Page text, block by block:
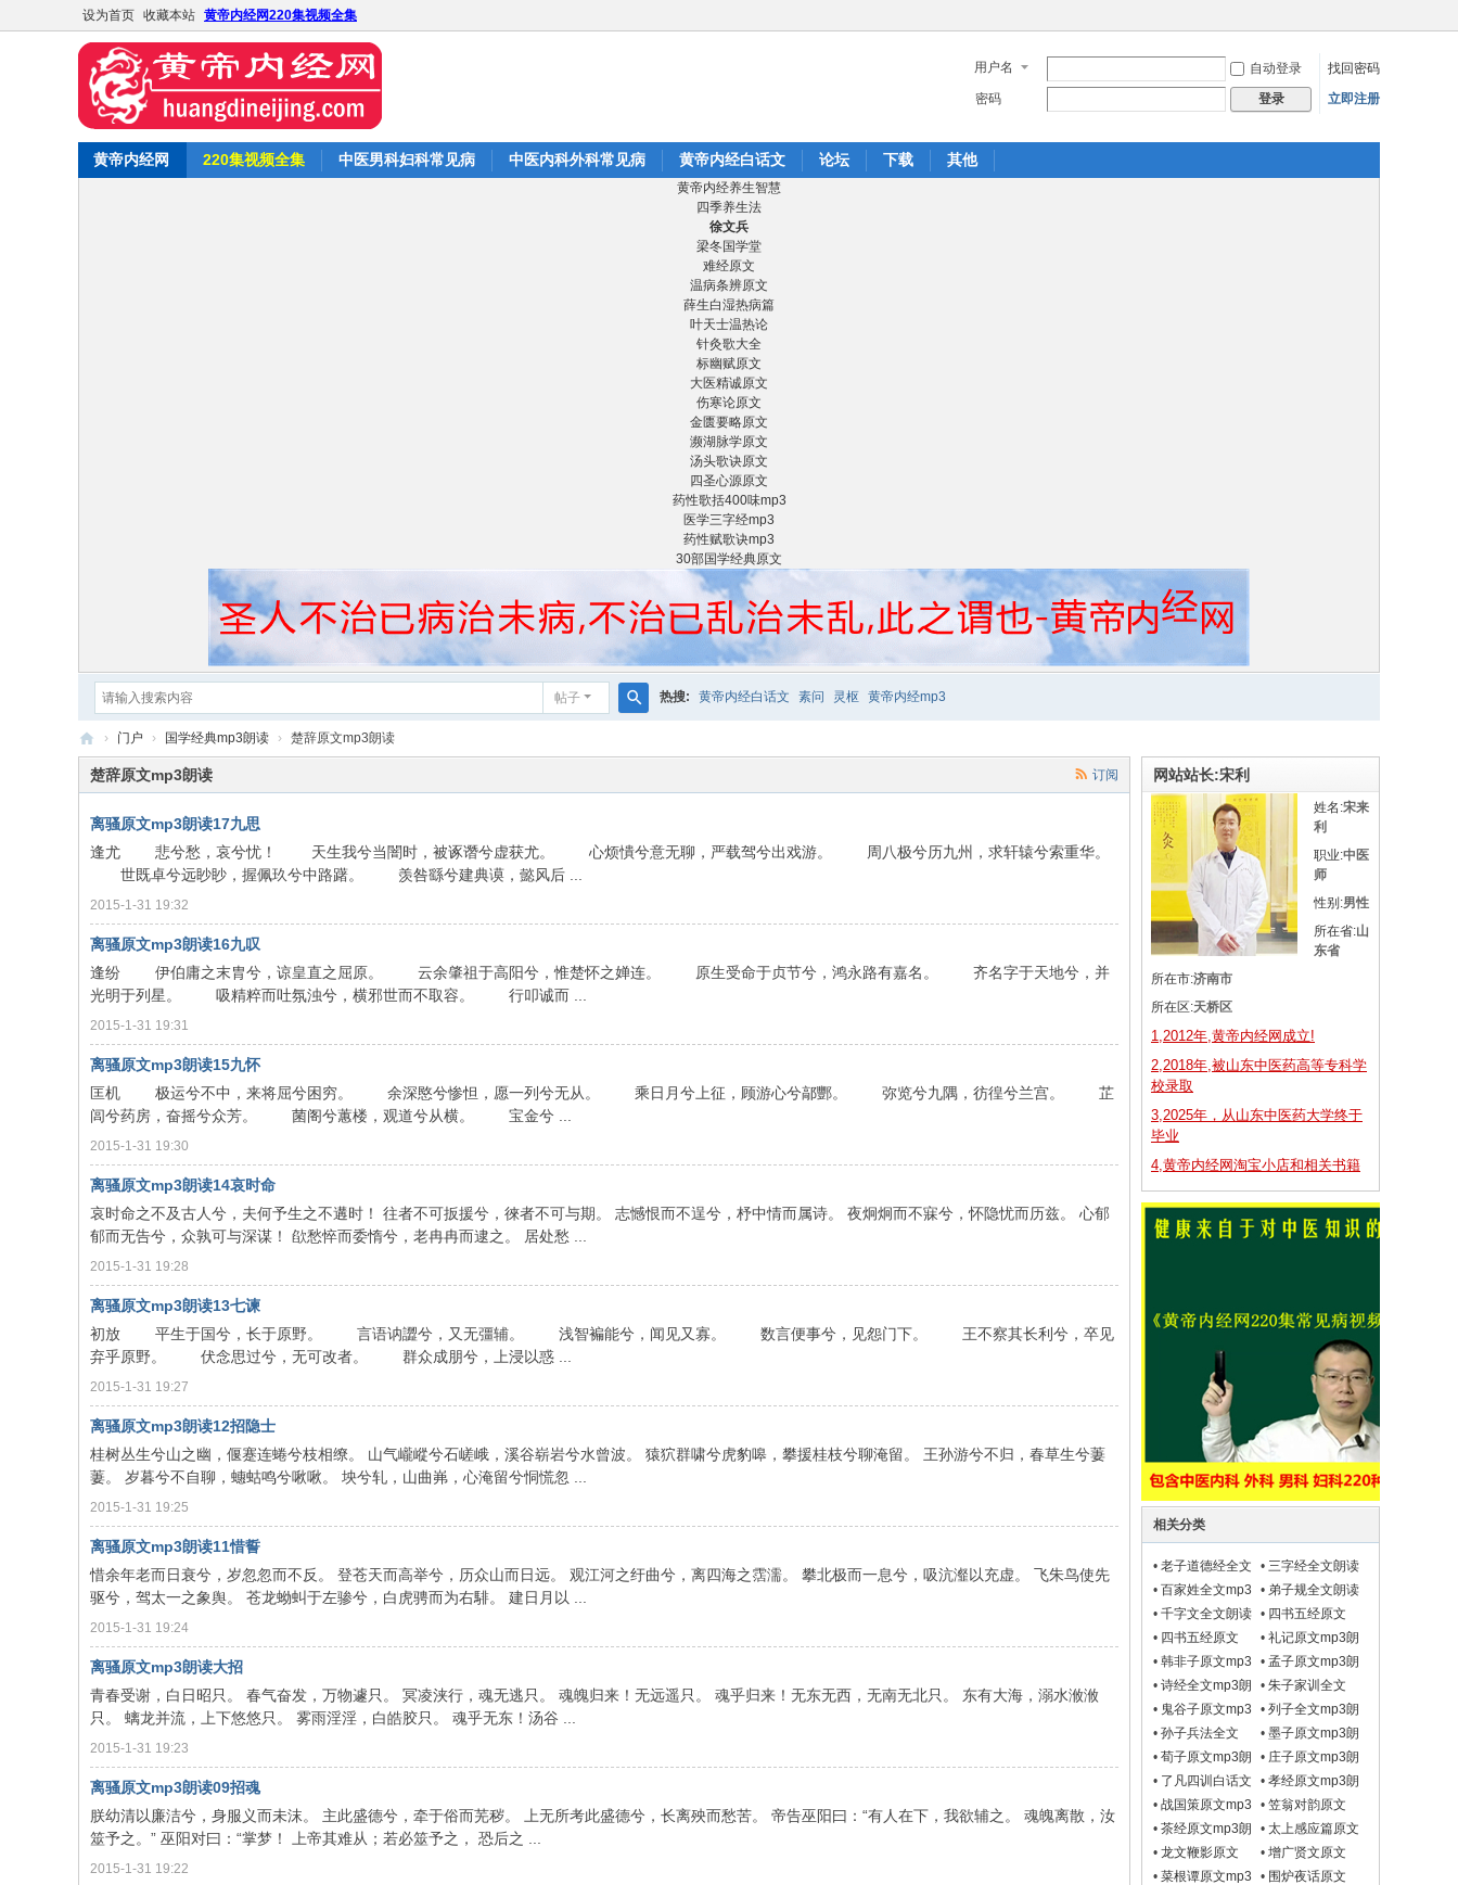
设为首页 收藏本站 黄帝内经网220集视频全集
用户名 自动登录
找回密码
密码
登录 立即注册
黄帝内经网 220集视频全集 中医男科妇科常见病 中医内科外科常见病 黄帝内经白话文 论坛 下载 其他
黄帝内经养生智慧
四季养生法
徐文兵
梁冬国学堂
难经原文
温病条辨原文
薛生白湿热病篇
叶天士温热论
针灸歌大全
标幽赋原文
大医精诚原文
伤寒论原文
金匮要略原文
濒湖脉学原文
汤头歌诀原文
四圣心源原文
药性歌括400味mp3
医学三字经mp3
药性赋歌诀mp3
30部国学经典原文
帖子
索
热搜: 黄帝内经白话文 素问 灵枢 黄帝内经mp3
黄
内
经
› 门户 › 国学经典mp3朗读 › 楚辞原文mp3朗读
订阅
楚辞原文mp3朗读
离骚原文mp3朗读17九思
逢尤 悲兮愁，哀兮忧！ 天生我兮当闇时，被诼谮兮虚获尤。 心烦憒兮意无聊，严载驾兮出戏游。 周八极兮历九州，求轩辕兮索重华。
世既卓兮远眇眇，握佩玖兮中路躇。 羡咎繇兮建典谟，懿风后 ...
2015-1-31 19:32
离骚原文mp3朗读16九叹
逢纷 伊伯庸之末胄兮，谅皇直之屈原。 云余肇祖于高阳兮，惟楚怀之婵连。 原生受命于贞节兮，鸿永路有嘉名。 齐名字于天地兮，并
光明于列星。 吸精粹而吐氛浊兮，横邪世而不取容。 行叩诚而 ...
2015-1-31 19:31
离骚原文mp3朗读15九怀
匡机 极运兮不中，来将屈兮困穷。 余深愍兮惨怛，愿一列兮无从。 乘日月兮上征，顾游心兮鄗酆。 弥览兮九隅，彷徨兮兰宫。 芷
闾兮药房，奋摇兮众芳。 菌阁兮蕙楼，观道兮从横。 宝金兮 ...
2015-1-31 19:30
离骚原文mp3朗读14哀时命
哀时命之不及古人兮，夫何予生之不遘时！ 往者不可扳援兮，徠者不可与期。 志憾恨而不逞兮，杼中情而属诗。 夜炯炯而不寐兮，怀隐忧而历兹。 心郁
郁而无告兮，众孰可与深谋！ 欿愁悴而委惰兮，老冉冉而逮之。 居处愁 ...
2015-1-31 19:28
离骚原文mp3朗读13七谏
初放 平生于国兮，长于原野。 言语讷譅兮，又无彊辅。 浅智褊能兮，闻见又寡。 数言便事兮，见怨门下。 王不察其长利兮，卒见
弃乎原野。 伏念思过兮，无可改者。 群众成朋兮，上浸以惑 ...
2015-1-31 19:27
离骚原文mp3朗读12招隐士
桂树丛生兮山之幽，偃蹇连蜷兮枝相缭。 山气巄嵷兮石嵯峨，溪谷崭岩兮水曾波。 猿狖群啸兮虎豹嗥，攀援桂枝兮聊淹留。 王孙游兮不归，春草生兮萋
萋。 岁暮兮不自聊，蟪蛄鸣兮啾啾。 坱兮轧，山曲岪，心淹留兮恫慌忽 ...
2015-1-31 19:25
离骚原文mp3朗读11惜誓
惜余年老而日衰兮，岁忽忽而不反。 登苍天而高举兮，历众山而日远。 观江河之纡曲兮，离四海之霑濡。 攀北极而一息兮，吸沆瀣以充虚。 飞朱鸟使先
驱兮，驾太一之象舆。 苍龙蚴虯于左骖兮，白虎骋而为右騑。 建日月以 ...
2015-1-31 19:24
离骚原文mp3朗读大招
青春受谢，白日昭只。 春气奋发，万物遽只。 冥凌浃行，魂无逃只。 魂魄归来！无远遥只。 魂乎归来！无东无西，无南无北只。 东有大海，溺水浟浟
只。 螭龙并流，上下悠悠只。 雾雨淫淫，白皓胶只。 魂乎无东！汤谷 ...
2015-1-31 19:23
离骚原文mp3朗读09招魂
朕幼清以廉洁兮，身服义而未沫。 主此盛德兮，牵于俗而芜秽。 上无所考此盛德兮，长离殃而愁苦。 帝告巫阳曰：“有人在下，我欲辅之。 魂魄离散，汝
筮予之。” 巫阳对曰：“掌梦！ 上帝其难从；若必筮予之， 恐后之 ...
2015-1-31 19:22
网站站长:宋利
姓名:宋来
利
职业:中医
师
性别:男性
所在省:山
东省
所在市:济南市
所在区:天桥区
1,2012年,黄帝内经网成立!
2,2018年,被山东中医药高等专科学
校录取
3,2025年，从山东中医药大学终于
毕业
4,黄帝内经网淘宝小店和相关书籍
相关分类
• 老子道德经全文
朗读mp3
• 三字经全文朗读
mp3
• 百家姓全文mp3
朗读
• 弟子规全文朗读
mp3
• 千字文全文朗读
mp3
• 四书五经原文
mp3朗读之【大学
原文mp3朗读】
• 四书五经原文
mp3朗读之【中庸
原文mp3朗读】
• 礼记原文mp3朗
读
• 韩非子原文mp3
朗读
• 孟子原文mp3朗
读
• 诗经全文mp3朗
读
• 朱子家训全文
mp3朗读
• 鬼谷子原文mp3
朗读
• 列子全文mp3朗
读
• 孙子兵法全文
mp3朗读
• 墨子原文mp3朗
读
• 荀子原文mp3朗
读
• 庄子原文mp3朗
读
• 了凡四训白话文
原文mp3朗读
• 孝经原文mp3朗
读
• 战国策原文mp3
朗读
• 笠翁对韵原文
mp3朗读
• 茶经原文mp3朗
读
• 太上感应篇原文
mp3朗读
• 龙文鞭影原文
mp3朗读
• 增广贤文原文
mp3朗读
• 菜根谭原文mp3
• 围炉夜话原文